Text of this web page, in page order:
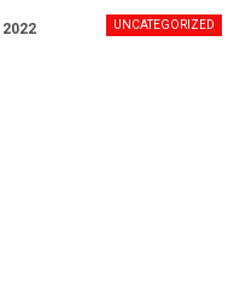
UNCATEGORIZED
2022